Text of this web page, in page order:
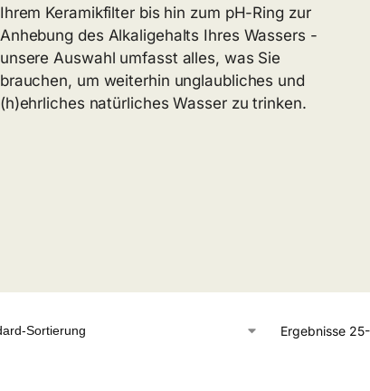
Ihrem Keramikfilter bis hin zum pH-Ring zur
Anhebung des Alkaligehalts Ihres Wassers -
unsere Auswahl umfasst alles, was Sie
brauchen, um weiterhin unglaubliches und
(h)ehrliches natürliches Wasser zu trinken.
Ergebnisse